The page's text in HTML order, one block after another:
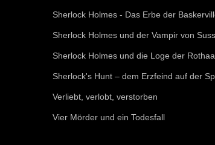
Sherlock Holmes - Das Erbe der
Sherlock Holmes und der Vampir von
Sherlock Holmes und die Loge der
Sherlock's Hunt – dem Erzfeind auf der
Verliebt, verlobt, verstorben
Vier Mörder und ein Todesfall